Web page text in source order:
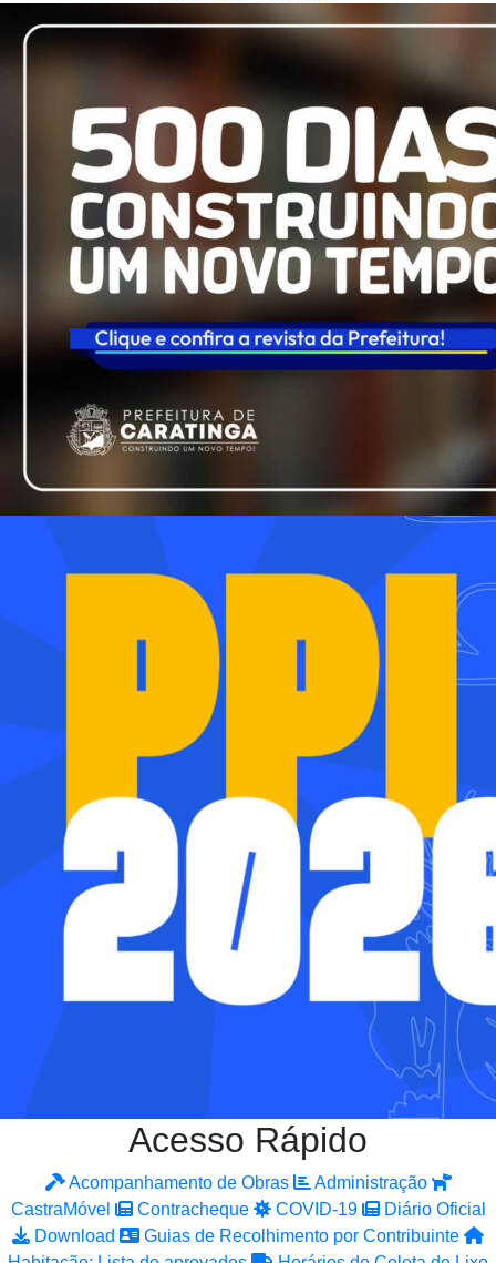
Acesso Rápido
Acompanhamento de Obras
Administração
CastraMóvel
Contracheque COVID-19
Diário Oficial
Download
Guias de Recolhimento por Contribuinte